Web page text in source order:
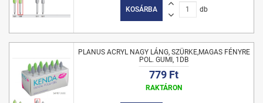
KOSÁRBA db
PLANUS ACRYL NAGY LÁNG, SZÜRKE,MAGAS FÉNYRE
POL. GUMI, 1DB
779 Ft
RAKTÁRON